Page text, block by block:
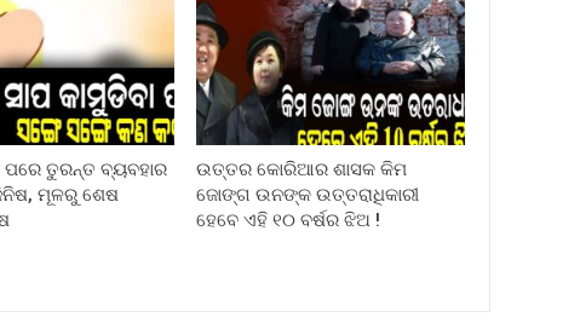
ପରେ ତୁରନ୍ତ ବ୍ୟବହାର
ମୂଳରୁ ଶେଷ
ଉତ୍ତର କୋରିଆର ଶାସକ କିମ
ଜୋଙ୍ଗ ଉନଙ୍କ ଉତ୍ତରାଧିକାରୀ
ହେବେ ଏହି ୧୦ ବର୍ଷର ଝିଅ !